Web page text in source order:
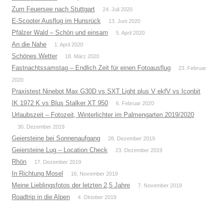
Zum Feuersee nach Stuttgart 24. Juli 2020
E-Scooter Ausflug im Hunsrück 13. Juni 2020
Pfälzer Wald – Schön und einsam 5. April 2020
An die Nahe 1. April 2020
Schönes Wetter 18. März 2020
Fastnachtssamstag – Endlich Zeit für einen Fotoausflug
23. Februar
2020
Praxistest Ninebot Max G30D vs SXT Light plus V ekfV vs Iconbit
IK 1972 K vs Blus Stalker XT 950
6. Februar 2020
Urlaubszeit – Fotozeit, Winterlichter im Palmengarten 2019/2020
30. Dezember 2019
Geiersteine bei Sonnenaufgang 28. Dezember 2019
Geiersteine Lug – Location Check 23. Dezember 2019
Rhön 17. Dezember 2019
In Richtung Mosel 16. November 2019
Meine Lieblingsfotos der letzten 2,5 Jahre 7. November 2019
Roadtrip in die Alpen 4. Oktober 2019